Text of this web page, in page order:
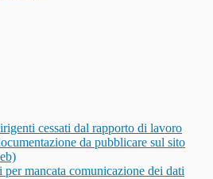
cessati dal rapporto di lavoro
da pubblicare sul sito
per mancata comunicazione dei dati